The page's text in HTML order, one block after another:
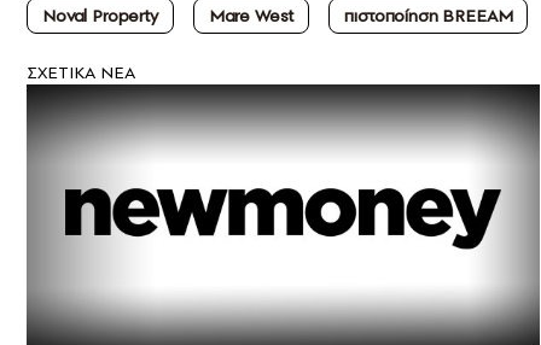
Noval Property
Mare West πιστοποίηση BREEAM
ΣXETIKA NEA